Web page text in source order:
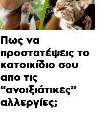
Πως να
προστατέψεις το
κατοικίδιο σου
απο τις
“ανοιξιάτικες”
αλλεργίες;